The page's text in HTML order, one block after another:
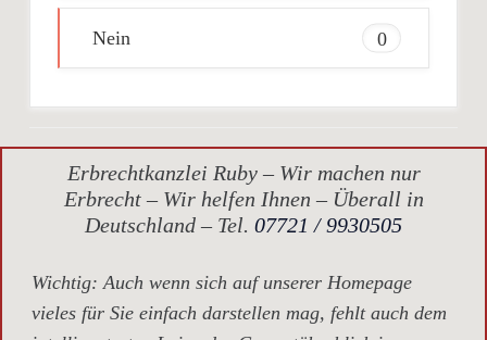
Nein 0
Erbrechtkanzlei Ruby – Wir machen nur
Erbrecht – Wir helfen Ihnen – Überall in
Deutschland – Tel. 07721 / 9930505
Wichtig: Auch wenn sich auf unserer Homepage
vieles für Sie einfach darstellen mag, fehlt auch dem